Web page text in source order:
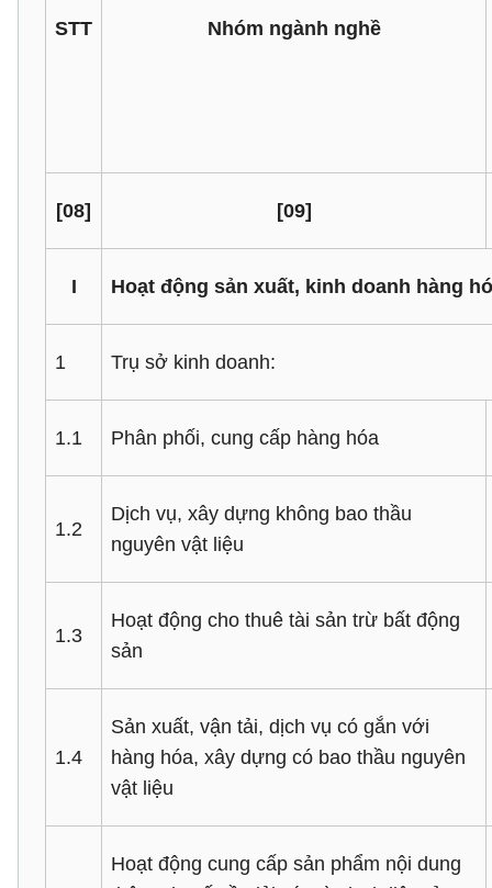
STT Nhóm ngành nghề
[08] [09]
I Hoạt động sản xuất, kinh doanh hàng
1 Trụ sở kinh doanh:
1.1 Phân phối, cung cấp hàng hóa
1.2
Dịch vụ, xây dựng không bao thầu
nguyên vật liệu
1.3
Hoạt động cho thuê tài sản trừ bất động
sản
1.4
Sản xuất, vận tải, dịch vụ có gắn với
hàng hóa, xây dựng có bao thầu nguyên
vật liệu
Hoạt động cung cấp sản phẩm nội dung